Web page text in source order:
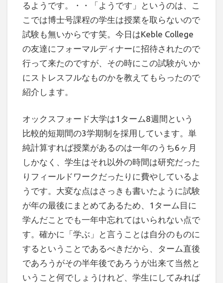
るようです。・・「ようです」というのは、こ
こでは博士号課程の学生は授業を取らないので
試験も無いからです笑。今日はKeble College
の友達にフォーマルディナーに招待されたので
行って来たのですが、その時にこの試験がいか
にストレスフルなものかを教えてもらったので
紹介します。
オックスフォード大学は1ターム8週間という
比較的短期間の3学期制を採用しています。単
純計算すれば授業があるのは一年のうち6ヶ月
しかなく、学生はそれ以外の時間は研究だった
りフィールドワークだったりに費やしているよ
うです。大変な点はさっきも書いたように試験
が年の最後にまとめてあるため、1ターム目に
学んだことでも一年中忘れてはいられない点で
す。確かに「学ぶ」と言うことは自分のものに
するということであるべきだから、ターム直後
であろうがその半年後であろうが出来て当然と
いうこと何でしょうけれど、学生にしてみれば